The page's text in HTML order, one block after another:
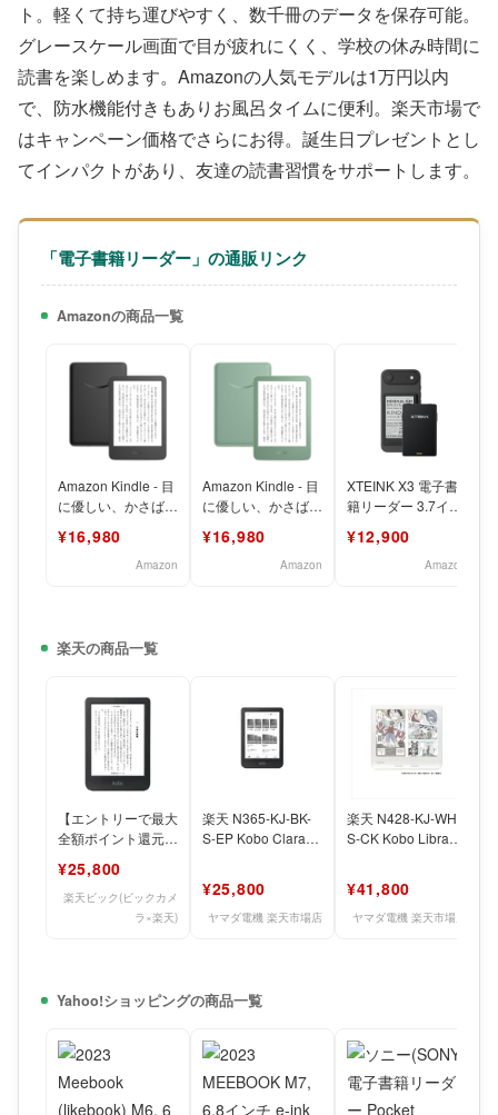
ト。軽くて持ち運びやすく、数千冊のデータを保存可能。
グレースケール画面で目が疲れにくく、学校の休み時間に
読書を楽しめます。Amazonの人気モデルは1万円以内
で、防水機能付きもありお風呂タイムに便利。楽天市場で
はキャンペーン価格でさらにお得。誕生日プレゼントとし
てインパクトがあり、友達の読書習慣をサポートします。
「電子書籍リーダー」の通販リンク
Amazonの商品一覧
Amazon Kindle - 目
に優しい、かさばら
読みやすい
¥16,980
Amazon
Amazon Kindle - 目
に優しい、かさばら
読みやすい
¥16,980
Amazon
XTEINK X3 電子書
籍リーダー 3.7イン
量
¥12,900
Amazon
楽天の商品一覧
【エントリーで最大
全額ポイント還元｜
コボ 電子書籍リー
¥25,800
楽天ビック(ビックカメ
ラ×楽天)
楽天 N365-KJ-BK-
S-EP Kobo Clara
¥25,800
ヤマダ電機 楽天市場店
楽天 N428-KJ-WH-
S-CK Kobo Libra
¥41,800
ヤマダ電機 楽天市場店
Yahoo!ショッピングの商品一覧